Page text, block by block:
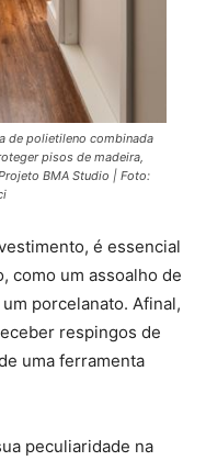
de polietileno combinada
pisos de madeira,
BMA Studio | Foto:
é essencial
como um assoalho de
porcelanato. Afinal,
respingos de
uma ferramenta
peculiaridade na